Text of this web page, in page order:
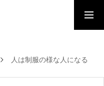
人は制服の様な人になる